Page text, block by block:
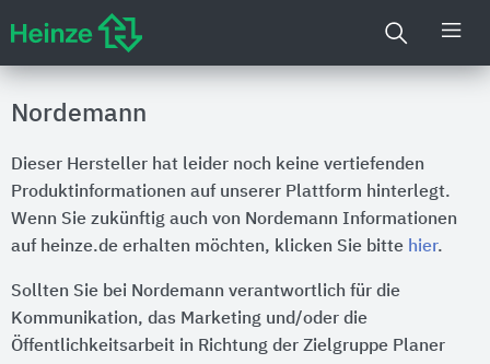
Nordemann
Dieser Hersteller hat leider noch keine vertiefenden
Produktinformationen auf unserer Plattform hinterlegt.
Wenn Sie zukünftig auch von Nordemann Informationen
auf heinze.de erhalten möchten, klicken Sie bitte hier.
Sollten Sie bei Nordemann verantwortlich für die
Kommunikation, das Marketing und/oder die
Öffentlichkeitsarbeit in Richtung der Zielgruppe Planer